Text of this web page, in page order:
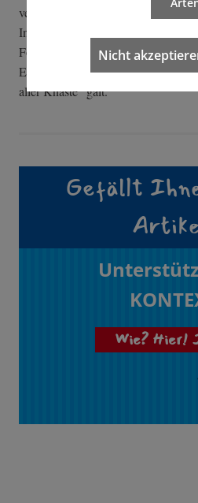
vergitterte Dachterrasse mit der
Insassen heute als "Affenkäfig"
Fotograf Leif Piechowski konnte
Eindrücke einfangen von einem
aller Knäste" galt.
Gefällt
Wie?
Nicht